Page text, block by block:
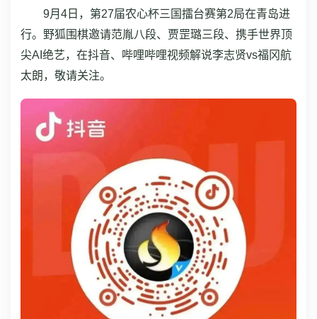
9月4日，第27届农心杯三国擂台赛第2局在青岛进
行。野狐围棋邀请范胤八段、贾罡璐三段、携手世界顶
尖AI绝艺，在抖音、哔哩哔哩视频解说李志贤vs福冈航
太朗，敬请关注。